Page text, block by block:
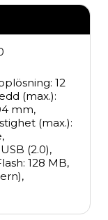
12
(max.):
mm,
(max.):
(2.0),
128 MB,